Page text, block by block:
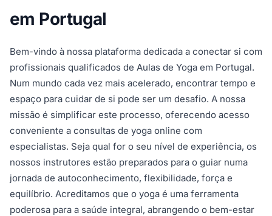
em Portugal
Bem-vindo à nossa plataforma dedicada a conectar si com
profissionais qualificados de Aulas de Yoga em Portugal.
Num mundo cada vez mais acelerado, encontrar tempo e
espaço para cuidar de si pode ser um desafio. A nossa
missão é simplificar este processo, oferecendo acesso
conveniente a consultas de yoga online com
especialistas. Seja qual for o seu nível de experiência, os
nossos instrutores estão preparados para o guiar numa
jornada de autoconhecimento, flexibilidade, força e
equilíbrio. Acreditamos que o yoga é uma ferramenta
poderosa para a saúde integral, abrangendo o bem-estar